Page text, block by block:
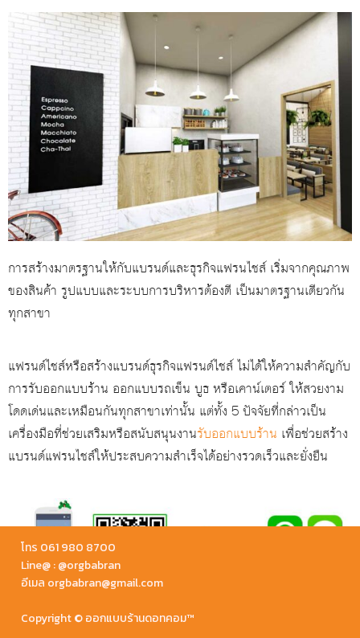
การสร้างมาตรฐานให้กับแบรนด์และธุรกิจแฟรนไชส์ เริ่มจากคุณภาพ
ของสินค้า รูปแบบและระบบการบริหารต้องดี เป็นมาตรฐานเดียวกัน
ทุกสาขา
แฟรนด์ไชส์หรือสร้างแบรนด์ธุรกิจแฟรนด์ไชส์ ไม่ได้ให้ความสำคัญกับ
การรับออกแบบร้าน ออกแบบรถเข็น บูธ หรือเคาน์เตอร์ ให้สวยงาม
โดดเด่นและเหมือนกันทุกสาขาเท่านั้น แต่ทั้ง 5 ปัจจัยที่กล่าวเป็น
เครื่องมือที่ช่วยเสริมหรือสนับสนุนงานรับออกแบบร้าน เพื่อช่วยสร้าง
แบรนด์แฟรนไชส์ให้ประสบความสำเร็จได้อย่างรวดเร็วและยั่งยืน
โทร. 061 980 8700
โทร 061 980 8700
Line@ : @orgbabran
อีเมล orgbabran@gmail.com
Copyright © ออกแบบร้านดอทคอม™